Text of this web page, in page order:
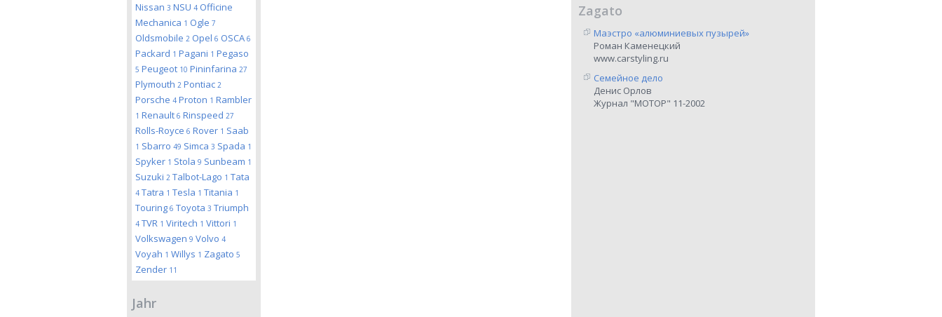
Nissan 3 NSU 4 Officine
Mechanica 1 Ogle 7
Oldsmobile 2 Opel 6 OSCA 6
Packard 1 Pagani 1 Pegaso
5 Peugeot 10 Pininfarina 27
Plymouth 2 Pontiac 2
Porsche 4 Proton 1 Rambler
1 Renault 6 Rinspeed 27
Rolls-Royce 6 Rover 1 Saab
1 Sbarro 49 Simca 3 Spada 1
Spyker 1 Stola 9 Sunbeam 1
Suzuki 2 Talbot-Lago 1 Tata
4 Tatra 1 Tesla 1 Titania 1
Touring 6 Toyota 3 Triumph
4 TVR 1 Viritech 1 Vittori 1
Volkswagen 9 Volvo 4
Voyah 1 Willys 1 Zagato 5
Zender 11
Jahr
Zagato
Маэстро «алюминиевых пузырей»
Роман Каменецкий
www.carstyling.ru
Семейное дело
Денис Орлов
Журнал "МОТОР" 11-2002